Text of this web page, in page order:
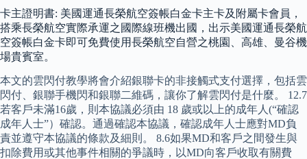
卡主證明書: 美國運通長榮航空簽帳白金卡主卡及附屬卡會員，
搭乘長榮航空實際承運之國際線班機出國，出示美國運通長榮航
空簽帳白金卡即可免費使用長榮航空自營之桃園、高雄、曼谷機
場貴賓室。
本文的雲閃付教學將會介紹銀聯卡的非接觸式支付選擇，包括雲
閃付、銀聯手機閃和銀聯二維碼，讓你了解雲閃付是什麼。 12.7
若客戶未滿16歲，則本協議必須由 18 歲或以上的成年人(“確認
成年人士”）確認。通過確認本協議，確認成年人士應對MD負
責並遵守本協議的條款及細則。 8.6如果MD和客戶之間發生與
扣除費用或其他事件相關的爭議時，以MD向客戶收取有關費